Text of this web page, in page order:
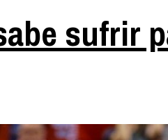
sufrir